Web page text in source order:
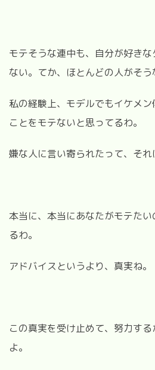
モテそうな連中も、自分が好き
ない。てか、ほとんどの人がそう
私の経験上、モデルでもイケメ
ことをモテないと思ってるわ。
嫌な人に言い寄られたって、それ
本当に、本当にあなたがモテた
るわ。
アドバイスというより、真実ね。
この真実を受け止めて、努力す
よ。